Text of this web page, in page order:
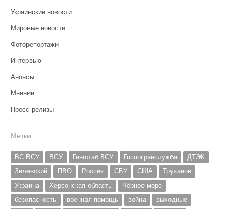
Украинские новости
Мировые новости
Фоторепортажи
Интервью
Анонсы
Мнение
Пресс-релизы
Метки
ВС ВСУ ВСУ Генштаб ВСУ Госпогранслужба
ДТЭК
Зеленский
ПВО Россия СБУ США
Труханов
Украина
Херсонская область
Чёрное море
безопасность
военная помощь война
выходные